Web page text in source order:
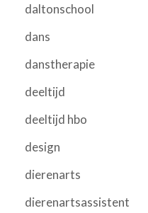
daltonschool
dans
danstherapie
deeltijd
deeltijd hbo
design
dierenarts
dierenartsassistent